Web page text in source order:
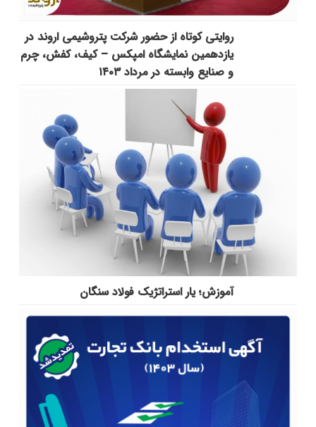
روایتی کوتاه از حضور شرکت پتروشیمی اروند در
یازدهمین نمایشگاه امپکس‌ – کیف، کفش، چرم
و صنایع وابسته در مرداد ۱۴۰۳
آموزش؛ یار استراتژیک فولاد سنگان